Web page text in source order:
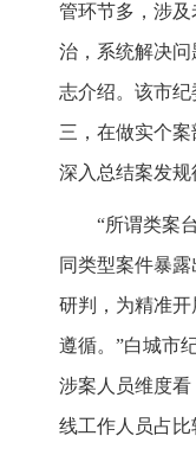
管环节多，涉
治，系统解决问
志介绍。该市
三，在做实个案
深入总结案发规
“所谓类案
同类型案件暴
研判，为精准
遵循。”白城市
涉案人员维度
线工作人员占比